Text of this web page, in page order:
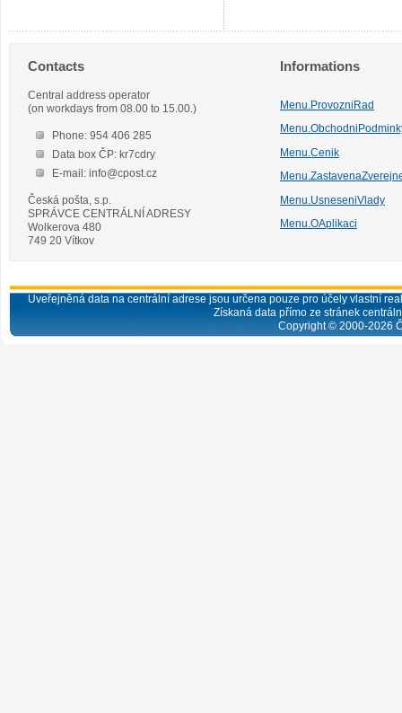
Contacts
Central address operator
(on workdays from 08.00 to 15.00.)
Phone: 954 406 285
Data box ČP: kr7cdry
E-mail: info@cpost.cz
Česká pošta, s.p.
SPRÁVCE CENTRÁLNÍ ADRESY
Wolkerova 480
749 20 Vítkov
Informations
Menu.ProvozniRad
Menu.Cenik
Menu.UsneseniVlady
Menu.OAplikaci
Uveřejněná data na centrální adrese jsou určena pouze pro účely vlastní
Získaná data přímo ze stránek
Copyright © 2000-2026